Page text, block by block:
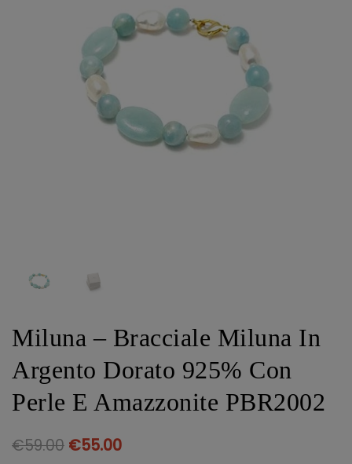
Miluna – Bracciale Miluna In
Argento Dorato 925% Con
Perle E Amazzonite PBR2002
€59.00 €55.00